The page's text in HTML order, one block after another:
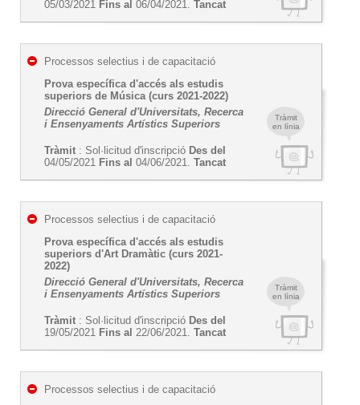
05/03/2021 Fins al 06/04/2021. Tancat
Tràmit
en línia
Processos selectius i de capacitació
Prova específica d'accés als estudis
superiors de Música (curs 2021-2022)
Direcció General d'Universitats, Recerca
i Ensenyaments Artístics Superiors
Tràmit : Sol·licitud d'inscripció Des del
04/05/2021 Fins al 04/06/2021. Tancat
Tràmit
en línia
Processos selectius i de capacitació
Prova específica d'accés als estudis
superiors d'Art Dramàtic (curs 2021-
2022)
Direcció General d'Universitats, Recerca
i Ensenyaments Artístics Superiors
Tràmit : Sol·licitud d'inscripció Des del
19/05/2021 Fins al 22/06/2021. Tancat
Processos selectius i de capacitació